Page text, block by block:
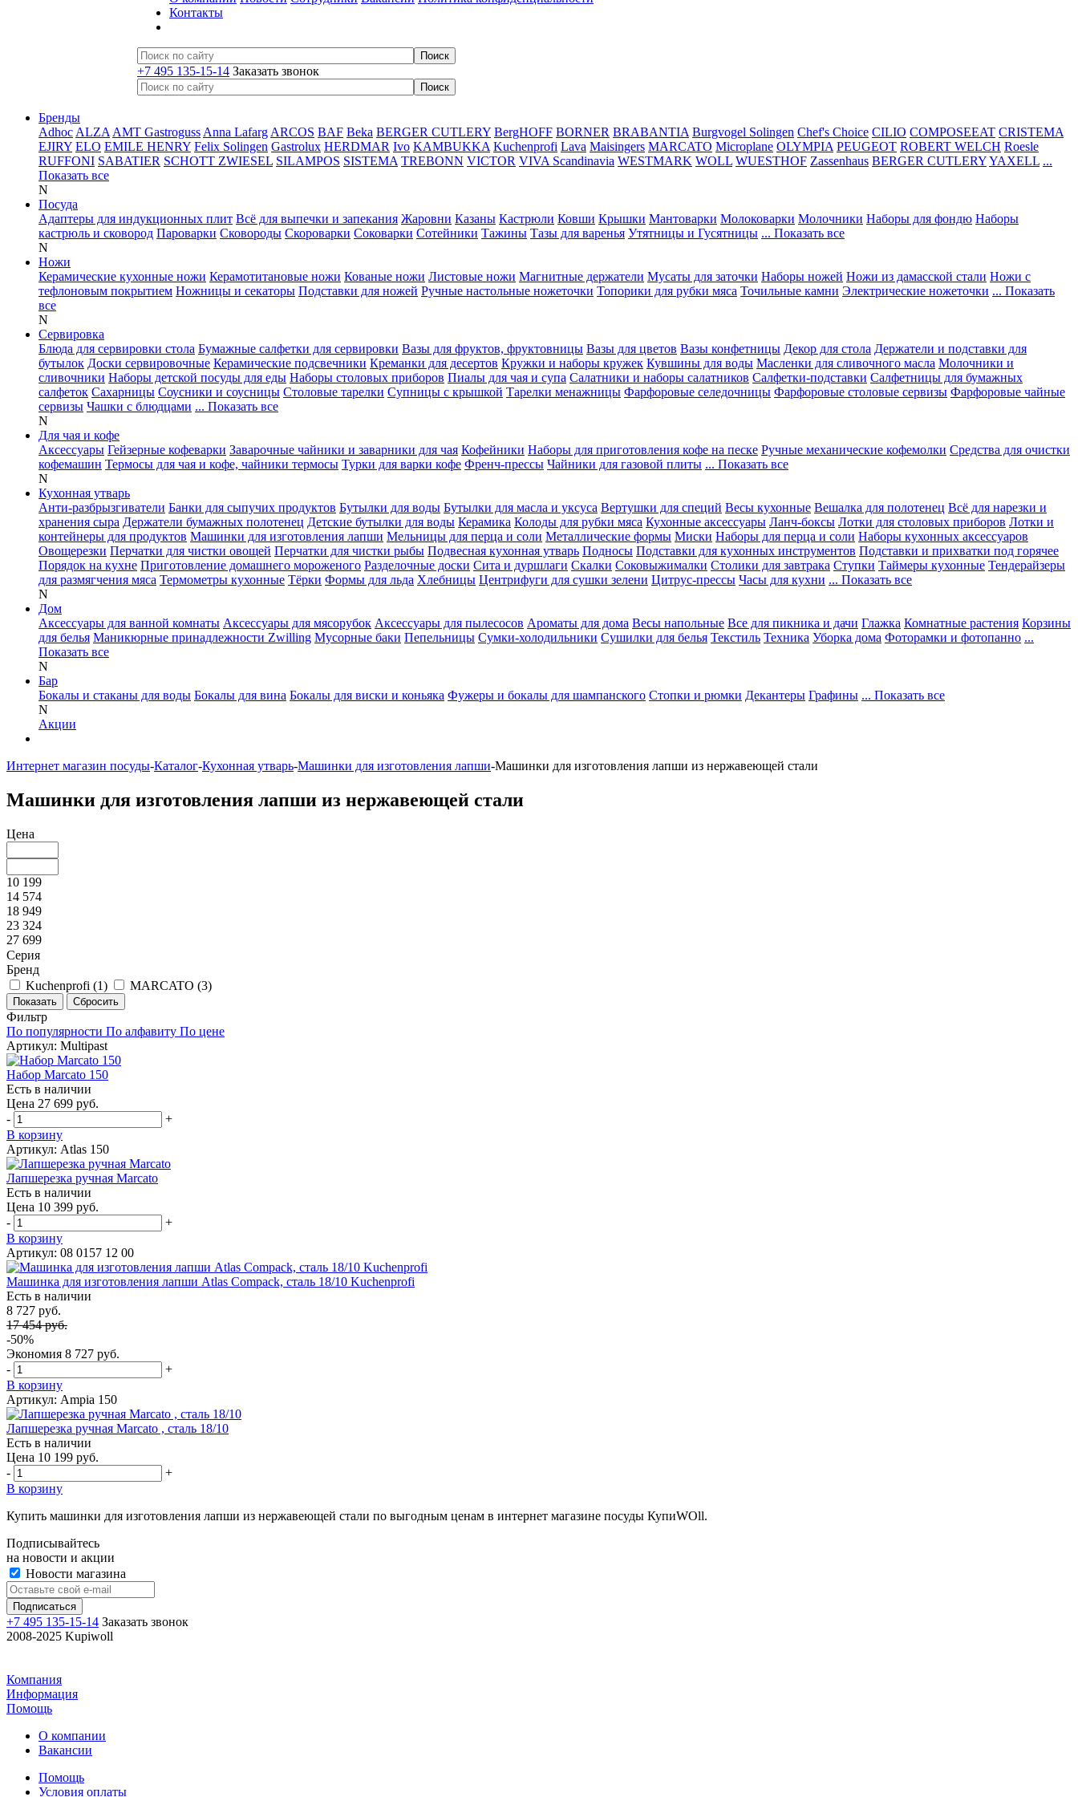
Контакты
+7 495 135-15-14 Заказать звонок
Бренды
Adhoc ALZA AMT Gastroguss Anna Lafarg ARCOS BAF Beka BERGER CUTLERY BergHOFF BORNER BRABANTIA Burgvogel Solingen Chef's Choice CILIO COMPOSEEAT CRISTEMA
EJIRY ELO EMILE HENRY Felix Solingen Gastrolux HERDMAR Ivo KAMBUKKA Kuchenprofi Lava Maisingers MARCATO Microplane OLYMPIA PEUGEOT ROBERT WELCH Roesle
RUFFONI SABATIER SCHOTT ZWIESEL SILAMPOS SISTEMA TREBONN VICTOR VIVA Scandinavia WESTMARK WOLL WUESTHOF Zassenhaus BERGER CUTLERYYAXELL ...
Показать все
N
Посуда
Адаптеры для индукционных плит Всё для выпечки и запекания Жаровни Казаны Кастрюли Ковши Крышки Мантоварки Молоковарки Молочники Наборы для фондю Наборы
кастрюль и сковород Пароварки Сковороды Скороварки Соковарки Сотейники Тажины Тазы для варенья Утятницы и Гусятницы ... Показать все
N
Ножи
Керамические кухонные ножи Керамотитановые ножи Кованые ножи Листовые ножи Магнитные держатели Мусаты для заточки Наборы ножей Ножи из дамасской стали Ножи с
тефлоновым покрытием Ножницы и секаторы Подставки для ножей Ручные настольные ножеточки Топорики для рубки мяса Точильные камни Электрические ножеточки ... Показать
все
N
Сервировка
Блюда для сервировки стола Бумажные салфетки для сервировки Вазы для фруктов, фруктовницы Вазы для цветов Вазы конфетницы Декор для стола Держатели и подставки для
бутылок Доски сервировочные Керамические подсвечники Креманки для десертов Кружки и наборы кружек Кувшины для воды Масленки для сливочного масла Молочники и
сливочники Наборы детской посуды для еды Наборы столовых приборов Пиалы для чая и супа Салатники и наборы салатников Салфетки-подставки Салфетницы для бумажных
салфеток Сахарницы Соусники и соусницы Столовые тарелки Супницы с крышкой Тарелки менажницы Фарфоровые селедочницы Фарфоровые столовые сервизы Фарфоровые чайные
сервизы Чашки с блюдцами ... Показать все
N
Для чая и кофе
Аксессуары Гейзерные кофеварки Заварочные чайники и заварники для чая Кофейники Наборы для приготовления кофе на песке Ручные механические кофемолки Средства для очистки
кофемашин Термосы для чая и кофе, чайники термосы Турки для варки кофе Френч-прессы Чайники для газовой плиты ... Показать все
N
Кухонная утварь
Анти-разбрызгиватели Банки для сыпучих продуктов Бутылки для воды Бутылки для масла и уксуса Вертушки для специй Весы кухонные Вешалка для полотенец Всё для нарезки и
хранения сыра Держатели бумажных полотенец Детские бутылки для воды Керамика Колоды для рубки мяса Кухонные аксессуары Ланч-боксы Лотки для столовых приборов Лотки и
контейнеры для продуктов Машинки для изготовления лапши Мельницы для перца и соли Металлические формы Миски Наборы для перца и соли Наборы кухонных аксессуаров
Овощерезки Перчатки для чистки овощей Перчатки для чистки рыбы Подвесная кухонная утварь Подносы Подставки для кухонных инструментов Подставки и прихватки под горячее
Порядок на кухне Приготовление домашнего мороженого Разделочные доски Сита и дуршлаги Скалки Соковыжималки Столики для завтрака Ступки Таймеры кухонные Тендерайзеры
для размягчения мяса Термометры кухонные Тёрки Формы для льда Хлебницы Центрифуги для сушки зелени Цитрус-прессы Часы для кухни ... Показать все
N
Дом
Аксессуары для ванной комнаты Аксессуары для мясорубок Аксессуары для пылесосов Ароматы для дома Весы напольные Все для пикника и дачи Глажка Комнатные растения Корзины
для белья Маникюрные принадлежности Zwilling Мусорные баки Пепельницы Сумки-холодильники Сушилки для белья Текстиль Техника Уборка дома Фоторамки и фотопанно ...
Показать все
N
Бар
Бокалы и стаканы для воды Бокалы для вина Бокалы для виски и коньяка Фужеры и бокалы для шампанского Стопки и рюмки Декантеры Графины ... Показать все
N
Акции
Интернет магазин посуды-Каталог-Кухонная утварь-Машинки для изготовления лапши-Машинки для изготовления лапши из нержавеющей стали
Машинки для изготовления лапши из нержавеющей стали
Цена
10 199
14 574
18 949
23 324
27 699
Серия
Бренд
Kuchenprofi (1) MARCATO (3)
Фильтр
По популярности По алфавиту По цене
Артикул: Multipast
Набор Marcato 150
Есть в наличии
Цена 27 699 руб.
-
+
В корзину
Артикул: Atlas 150
Лапшерезка ручная Marcato
Есть в наличии
Цена 10 399 руб.
-
+
В корзину
Артикул: 08 0157 12 00
Машинка для изготовления лапши Atlas Compack, сталь 18/10 Kuchenprofi
Есть в наличии
8 727 руб.
17 454 руб.
-50%
Экономия 8 727 руб.
-
+
В корзину
Артикул: Ampia 150
Лапшерезка ручная Marcato , сталь 18/10
Есть в наличии
Цена 10 199 руб.
-
+
В корзину
Купить машинки для изготовления лапши из нержавеющей стали по выгодным ценам в интернет магазине посуды КупиWOll.
Подписывайтесь
на новости и акции
Новости магазина
+7 495 135-15-14 Заказать звонок
2008-2025 Kupiwoll
Компания
Информация
Помощь
О компании
Вакансии
Помощь
Условия оплаты